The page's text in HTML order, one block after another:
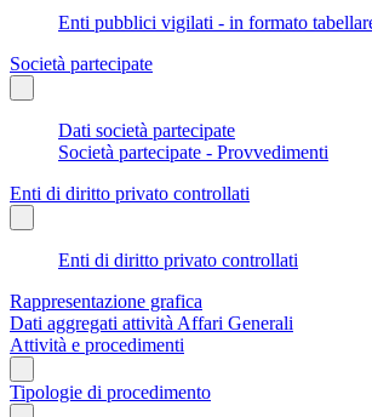
Enti pubblici vigilati - in formato
Società partecipate
Dati società partecipate
Società partecipate - Provvedimenti
Enti di diritto privato controllati
Enti di diritto privato controllati
Rappresentazione grafica
Dati aggregati attività Affari Generali
Attività e procedimenti
Tipologie di procedimento